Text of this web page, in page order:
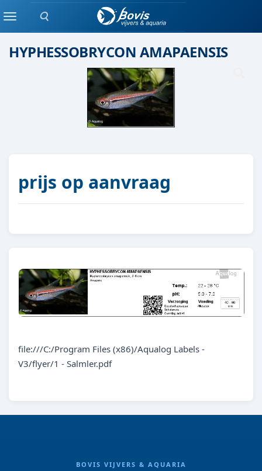
Zoeken
MenuScholenvis
HYPHESSOBRYCON AMAPAENSIS
prijs op aanvraag
file:///C:/Program Files (x86)/Aqualog Labels -
V3/flyer/1 - Salmler.pdf
BOVIS VIJVERS & AQUARIA